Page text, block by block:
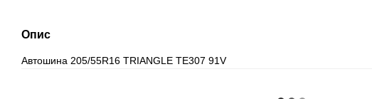
Опис
Автошина 205/55R16 TRIANGLE TE307 91V